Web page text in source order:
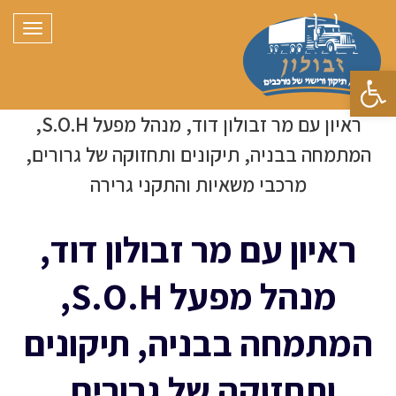
פתח סרגל נגישות
ראיון עם מר זבולון דוד, מנהל מפעל S.O.H,
המתמחה בבניה, תיקונים ותחזוקה של גרורים,
מרכבי משאיות והתקני גרירה
ראיון עם מר זבולון דוד,
מנהל מפעל S.O.H,
המתמחה בבניה, תיקונים